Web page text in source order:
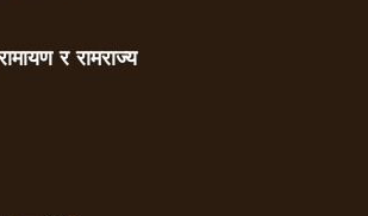
र रामराज्य